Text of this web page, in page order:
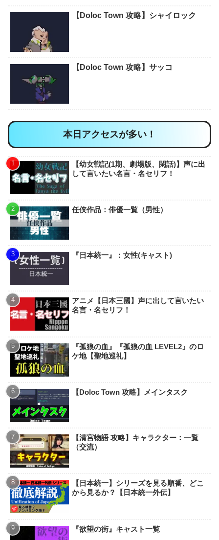
【Doloc Town 攻略】シャイロック
【Doloc Town 攻略】サッコ
本日アクセスが多い！
【幼女戦記(1期、劇場版、閑話)】声に出
して言いたい名言・名セリフ！
任侠作品：俳優一覧（男性）
『日本統一』：女性(キャスト)
アニメ【日本三國】声に出して言いたい
名言・名セリフ！
『孤狼の血』『孤狼の血 LEVEL2』のロ
ケ地【聖地巡礼】
【Doloc Town 攻略】メインタスク
【清宮物語 攻略】キャラクター：一覧
（交流）
【日本統一】シリーズを見る順番、どこ
から見るか？【日本統一外伝】
『欲望の街』キャスト一覧